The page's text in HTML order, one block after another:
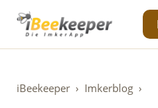
iBeekeeper › Imkerblog ›